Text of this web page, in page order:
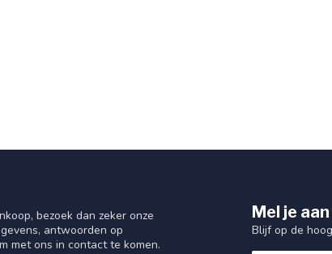
bezoek dan zeker onze
antwoorden op
met ons in contact te komen.
Mel je
Blijf op de